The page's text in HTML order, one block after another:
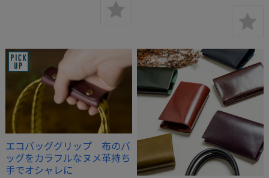
エコバッググリップ 布のバ
ッグをカラフルなヌメ革持ち
手でオシャレに